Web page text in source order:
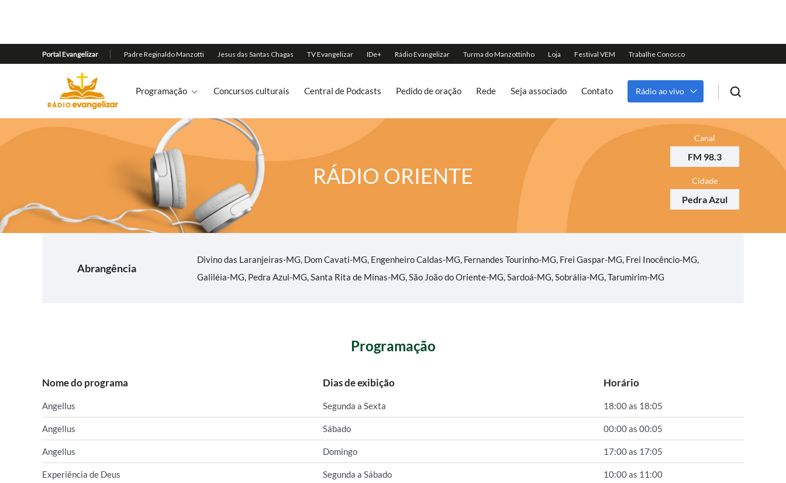
Programação Concursos culturais Central de Podcasts Pedido de oração Rede Seja associado Contato Rádio ao vivo
RÁDIO ORIENTE
Canal
FM 98.3
Cidade
Pedra Azul
Abrangência
Divino das Laranjeiras-MG, Dom Cavati-MG, Engenheiro Caldas-MG, Fernandes Tourinho-MG, Frei Gaspar-MG, Frei Inocêncio-MG,
Galiléia-MG, Pedra Azul-MG, Santa Rita de Minas-MG, São João do Oriente-MG, Sardoá-MG, Sobrália-MG, Tarumirim-MG
Programação
Nome do programa Dias de exibição Horário
Angellus Segunda a Sexta 18:00 as 18:05
Angellus Sábado 00:00 as 00:05
Angellus Domingo 17:00 as 17:05
Experiência de Deus Segunda a Sábado 10:00 as 11:00